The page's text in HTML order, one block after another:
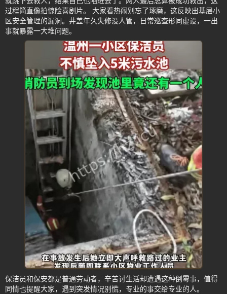
过程简直像拍惊险喜剧片。 大家看热闹别忘了琢磨，这反映出基层小
区安全管理的漏洞。井盖年久失修没人管，日常巡查形同虚设，一出
事就暴露一大堆问题。
保洁员和保安都是普通劳动者，辛苦讨生活却遭遇这种倒霉事，值得
同情也提醒大家，遇到突发情况别慌，专业的事交给专业的人。